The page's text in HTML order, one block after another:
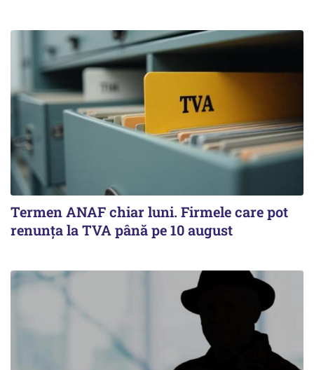
Termen ANAF chiar luni. Firmele care pot
renunța la TVA până pe 10 august